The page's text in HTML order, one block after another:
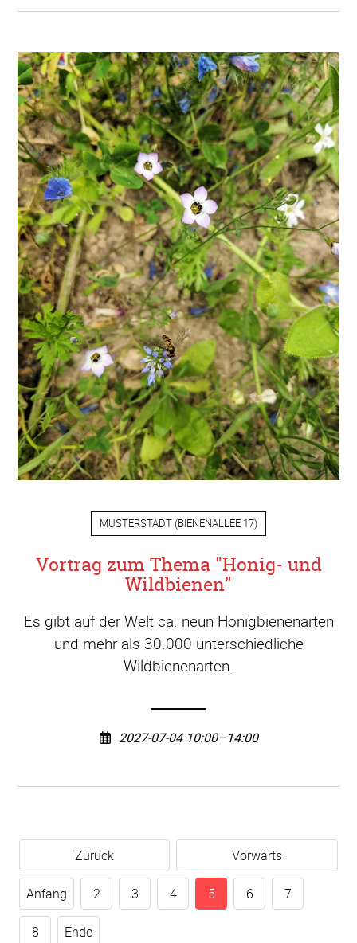
MUSTERSTADT (BIENENALLEE 17)
Vortrag zum Thema "Honig- und
Wildbienen"
Es gibt auf der Welt ca. neun Honigbienenarten
und mehr als 30.000 unterschiedliche
Wildbienenarten.
2027-07-04 10:00–14:00
Zurück Vorwärts
Anfang 2 3 4 5 6 7
8 Ende